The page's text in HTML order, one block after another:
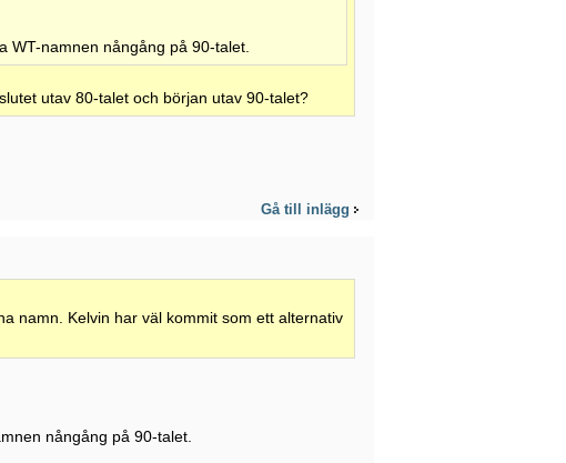
WT-namnen nångång på 90-talet.
utav 80-talet och början utav 90-talet?
Gå till inlägg
namn. Kelvin har väl kommit som ett alternativ
nångång på 90-talet.